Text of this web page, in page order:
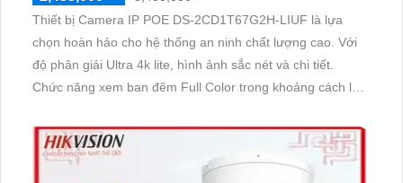
Thiết bị Camera IP POE DS-2CD1T67G2H-LIUF là lựa
chọn hoàn hảo cho hệ thống an ninh chất lượng cao. Với
độ phân giải Ultra 4k lite, hình ảnh sắc nét và chi tiết.
Chức năng xem ban đêm Full Color trong khoảng cách lên
được trang bị công nghệ IP POE tiên tiến, đảm bảo không
giảm chất lượng dù sử dụng lâu dài